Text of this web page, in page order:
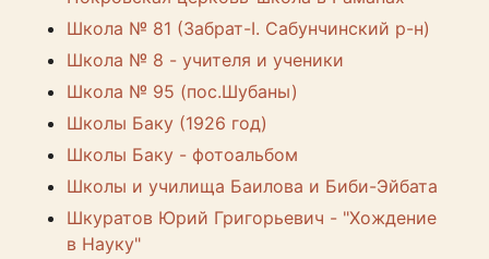
Школа № 81 (Забрат-I. Сабунчинский р-н)
Школа № 8 - учителя и ученики
Школа № 95 (пос.Шубаны)
Школы Баку (1926 год)
Школы Баку - фотоальбом
Школы и училища Баилова и Биби-Эйбата
Шкуратов Юрий Григорьевич - "Хождение
в Науку"